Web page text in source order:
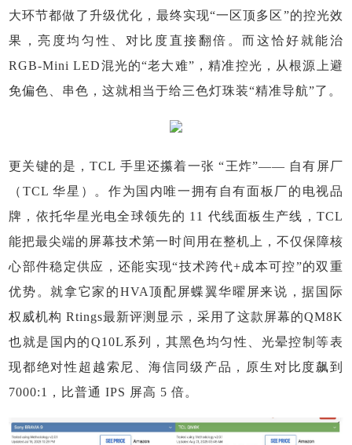
大环节都做了升级优化，最终实现“一区顶多区”的控光效
果，亮度均匀性、对比度直接翻倍。而这恰好就能治
RGB-Mini LED混光的“老大难”，精准控光，从根源上避
免偏色、串色，这就相当于给三色灯珠装“精准导航”了。
更关键的是，TCL 手里还攥着一张 “王炸”—— 自有屏厂
（TCL 华星）。作为国内唯一拥有自有面板厂的电视品
牌，依托华星光电全球领先的 11 代线面板生产线，TCL
能把最尖端的屏幕技术第一时间用在整机上，不仅保障核
心部件稳定供应，还能实现“技术跨代+成本可控”的双重
优势。就拿它家的HVA顶配屏蝶翼华曜屏来说，据国际
权威机构 Rtings最新评测显示，采用了这款屏幕的QM8K
也就是国内的Q10L系列，其黑色均匀性、光晕控制等表
现都绝对性超越索尼、海信同级产品，原生对比度飙到
7000:1，比普通 IPS 屏高 5 倍。